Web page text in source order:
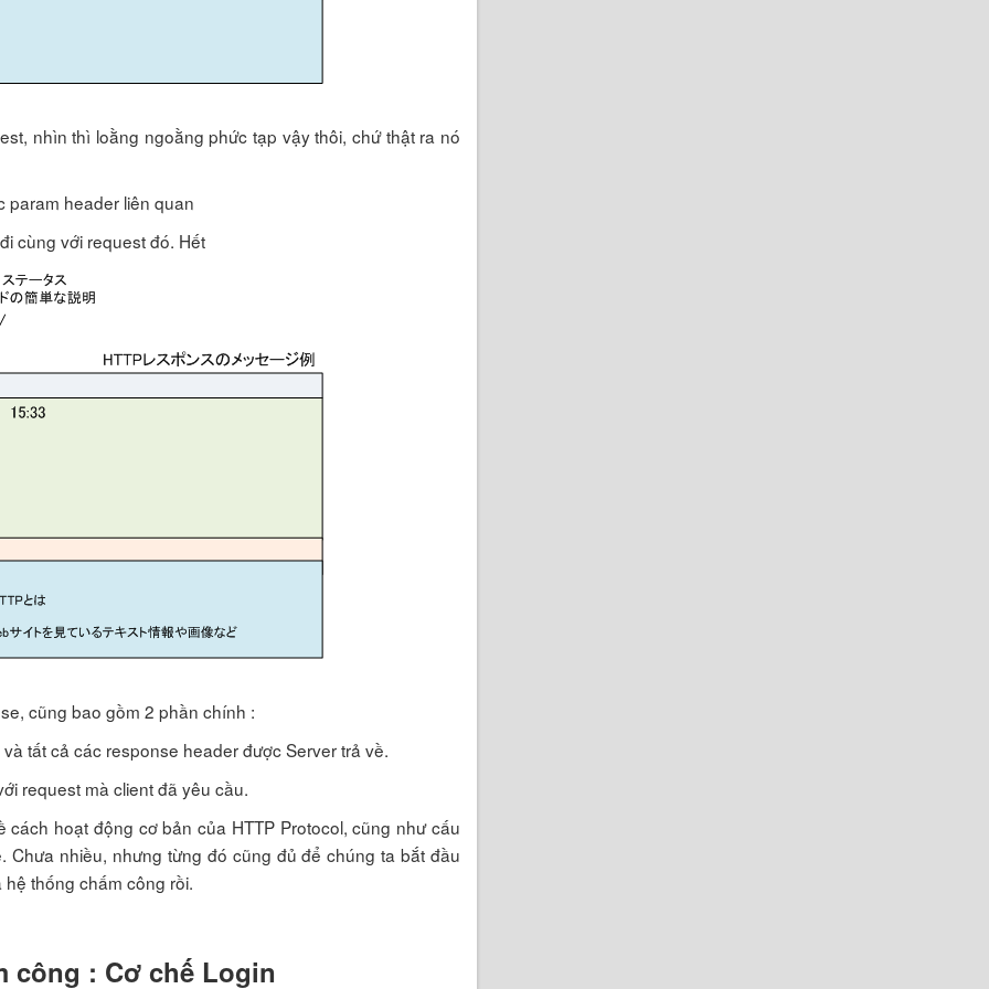
nhìn thì loằng ngoằng phức tạp vậy thôi, chứ thật ra nó
param header liên quan
cùng với request đó. Hết
cũng bao gồm 2 phần chính :
tất cả các response header được Server trả về.
request mà client đã yêu cầu.
hoạt động cơ bản của HTTP Protocol, cũng như cấu
Chưa nhiều, nhưng từng đó cũng đủ để chúng ta bắt đầu
thống chấm công rồi.
công : Cơ chế Login